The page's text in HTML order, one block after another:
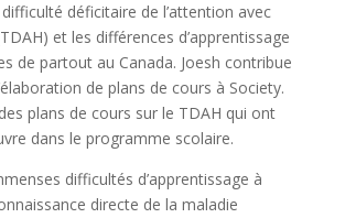
déficitaire de l’attention avec
et les différences d’apprentissage
de partout au Canada. Joesh contribue
de plans de cours à Society.
plans de cours sur le TDAH qui ont
dans le programme scolaire.
difficultés d’apprentissage à
directe de la maladie